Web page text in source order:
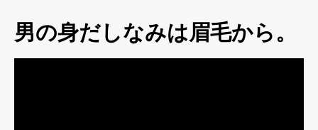
男の身だしなみは眉毛から。